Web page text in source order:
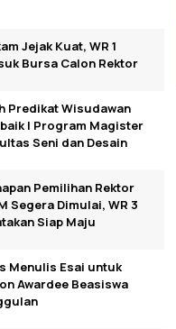
Jejak Kuat, WR 1
Bursa Calon Rektor
Predikat Wisudawan
I Program Magister
Seni dan Desain
Pemilihan Rektor
Segera Dimulai, WR 3
Siap Maju
Menulis Esai untuk
Awardee Beasiswa